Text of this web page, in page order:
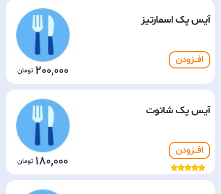
آیس پک اسمارتیز
افـــزودن
200,000
آیس پک شاتوت
افـــزودن
180,000